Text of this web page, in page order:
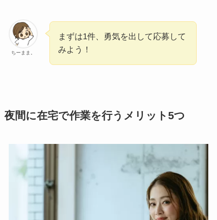
ちーまま。
まずは1件、勇気を出して応募して
みよう！
夜間に在宅で作業を行うメリット5つ